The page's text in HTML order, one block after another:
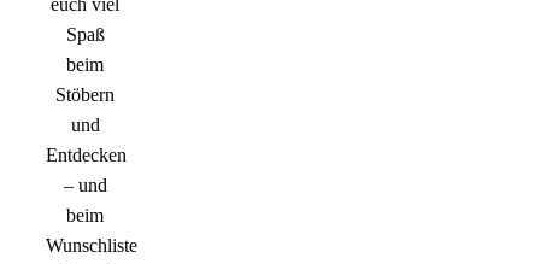
euch viel
Spaß
beim
Stöbern
und
Entdecken
– und
beim
Wunschliste